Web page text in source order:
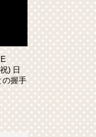
) 日
の握手